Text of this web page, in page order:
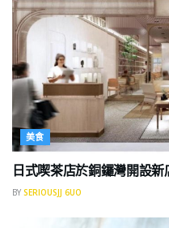
美食
日式喫茶店於銅鑼灣開設新
BY SERIOUSJJ 6UO